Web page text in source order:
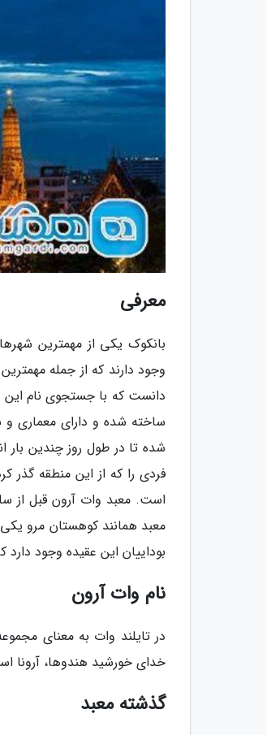
معرفی
بانکوک یکی از مهمترین
وجود دارند که از جمله
دانست که با جستجوی نام این
ساخته شده و دارای معماری
شده تا در طول روز چندین
است. معبد وات آرون قبل از
معبد همانند کوهستان مرو
بوداییان این عقیده وجود
نام وات آرون
در تایلند وات به معنای
خدای خورشید هندوها، آرونا
گذشته معبد